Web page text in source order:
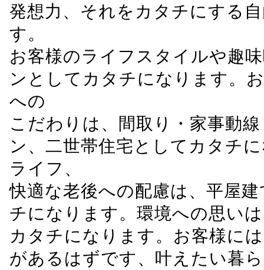
発想力、それをカタチにする
す。
お客様のライフスタイルや趣
ンとしてカタチになります。
への
こだわりは、間取り・家事動
ン、二世帯住宅としてカタチ
ライフ、
快適な老後への配慮は、平屋
チになります。環境への思い
カタチになります。お客様に
があるはずです、叶えたい暮